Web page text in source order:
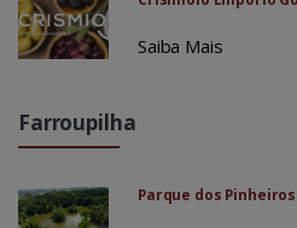
Saiba Mais
Farroupilha
Parque dos Pinheiros